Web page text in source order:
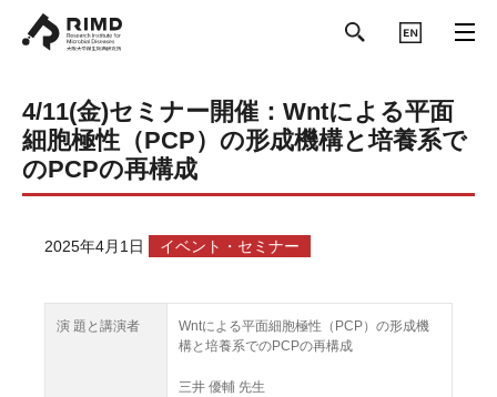
4/11(金)セミナー開催：Wntによる平面
細胞極性（PCP）の形成機構と培養系で
のPCPの再構成
2025年4月1日 イベント・セミナー
演 題と講演者
Wntによる平面細胞極性（PCP）の形成機
構と培養系でのPCPの再構成
三井 優輔 先生